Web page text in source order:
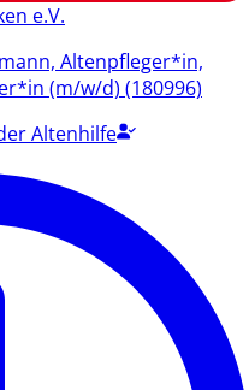
e.V.
Altenpfleger*in,
(m/w/d) (180996)
Altenhilfe